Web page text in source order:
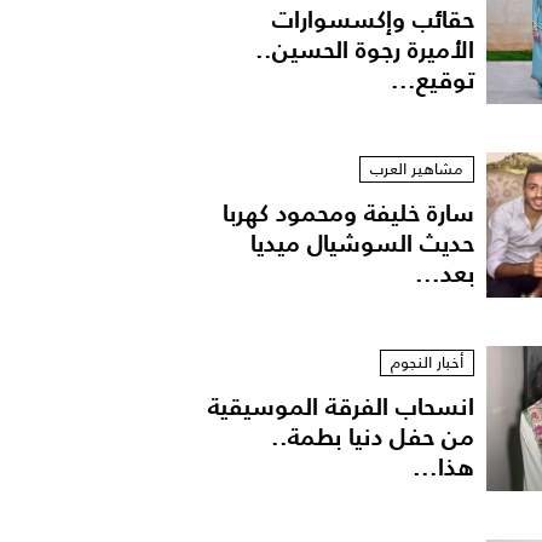
حقائب وإكسسوارات
الأميرة رجوة الحسين..
توقيع...
مشاهير العرب
سارة خليفة ومحمود كهربا
حديث السوشيال ميديا
بعد...
أخبار النجوم
انسحاب الفرقة الموسيقية
من حفل دنيا بطمة..
هذا...